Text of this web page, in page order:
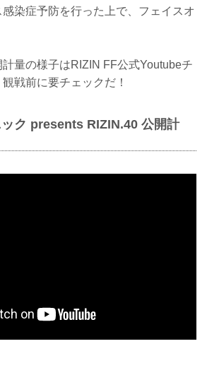
染症予防を行った上で、フェイスオ
量の様子はRIZIN FF公式Youtubeチ
戦前に要チェックだ！
ク presents RIZIN.40 公開計